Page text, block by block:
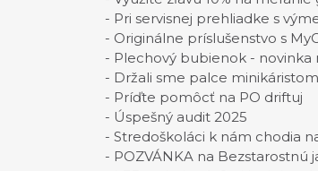
- Pri servisnej prehliadke s
- Originálne príslušenstvo s
- Plechový bubienok - novinka
- Držali sme palce minikáristom
- Príďte pomôcť na PO driftuj
- Úspešný audit 2025
- Stredoškoláci k nám chodia
- POZVÁNKA na Bezstarostnú